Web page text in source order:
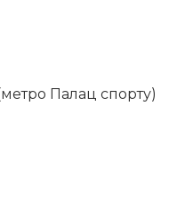
Палац спорту)